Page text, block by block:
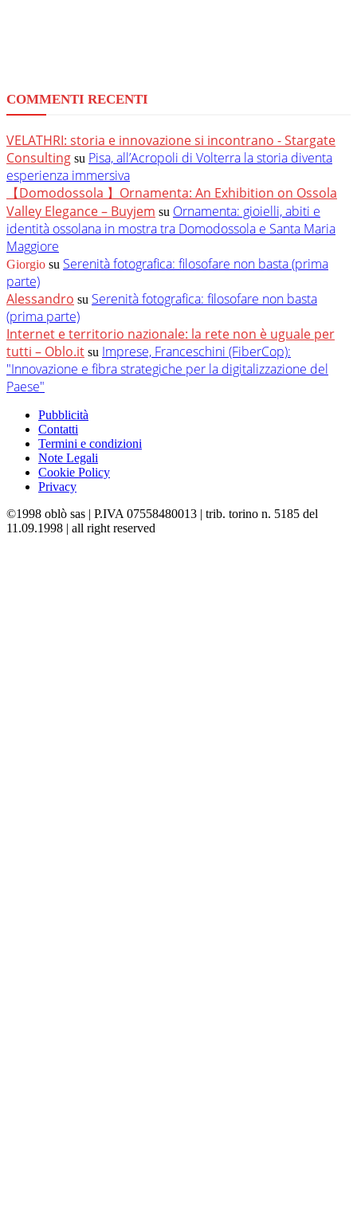
COMMENTI RECENTI
VELATHRI: storia e innovazione si incontrano - Stargate
Consulting su Pisa, all’Acropoli di Volterra la storia diventa
esperienza immersiva
【Domodossola 】Ornamenta: An Exhibition on Ossola
Valley Elegance – Buyjem su Ornamenta: gioielli, abiti e
identità ossolana in mostra tra Domodossola e Santa Maria
Maggiore
Giorgio su Serenità fotografica: filosofare non basta (prima
parte)
Alessandro su Serenità fotografica: filosofare non basta
(prima parte)
Internet e territorio nazionale: la rete non è uguale per
tutti – Oblo.it su Imprese, Franceschini (FiberCop):
"Innovazione e fibra strategiche per la digitalizzazione del
Paese"
Pubblicità
Contatti
Termini e condizioni
Note Legali
Cookie Policy
Privacy
©1998 oblò sas | P.IVA 07558480013 | trib. torino n. 5185 del
11.09.1998 | all right reserved